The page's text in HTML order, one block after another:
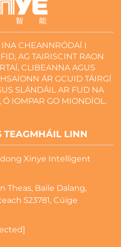
CHEANNRÓDAÍ I
AG TAIRISCINT RAON
CLIBEANNA AGUS
ÁR GCUID TÁIRGÍ
SLÁNDÁIL AR FUD NA
Ó IOMPAR GO MIONDÍOL.
TEAGMHÁIL LINN
Xinye Intelligent
Theas, Baile Dalang,
523781, Cúige